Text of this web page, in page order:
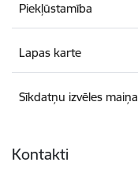
Piekļūstamība
Lapas karte
Sīkdatņu izvēles maiņa
Kontakti